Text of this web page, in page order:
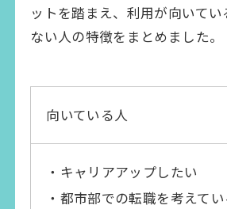
ットを踏まえ、利用が向いてい
ない人の特徴をまとめました。
向いている人
・キャリアアップしたい
・都市部での転職を考えてい